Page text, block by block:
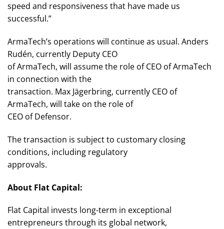
speed and responsiveness that have made us
successful.”
ArmaTech’s operations will continue as usual. Anders
Rudén, currently Deputy CEO
of ArmaTech, will assume the role of CEO of ArmaTech
in connection with the
transaction. Max Jägerbring, currently CEO of
ArmaTech, will take on the role of
CEO of Defensor.
The transaction is subject to customary closing
conditions, including regulatory
approvals.
About Flat Capital:
Flat Capital invests long-term in exceptional
entrepreneurs through its global network,